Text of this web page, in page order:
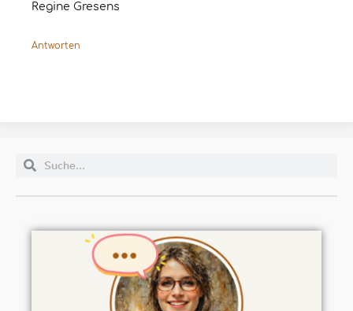
Regine Gresens
Antworten